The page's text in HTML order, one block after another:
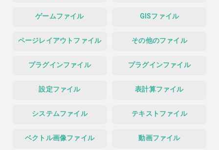
ゲームファイル GISファイル
ページレイアウトファイル その他のファイル
プラグインファイル プラグインファイル
設定ファイル 表計算ファイル
システムファイル テキストファイル
ベクトル画像ファイル 動画ファイル